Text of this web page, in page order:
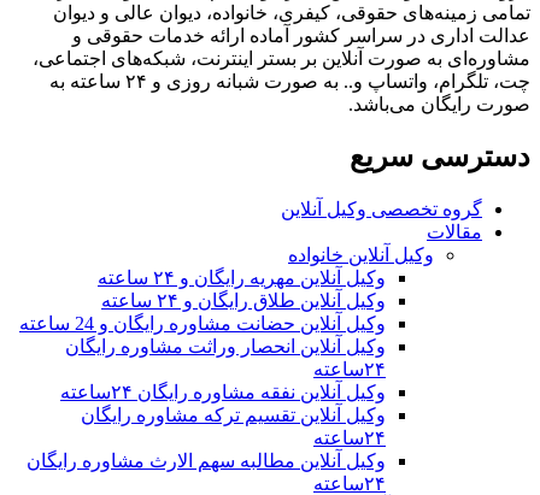
زمینه‌های حقوقی، کیفری، خانواده، دیوان عالی و دیوان
اداری در سراسر کشور آماده ارائه خدمات حقوقی و
به صورت آنلاین بر بستر اینترنت، شبکه‌های اجتماعی،
چت، تلگرام، واتساپ و.. به صورت شبانه روزی و ۲۴ ساعته به
رایگان می‌باشد.
سریع
گروه تخصصی وکیل آنلاین
مقالات
وکیل آنلاین خانواده
وکیل آنلاین مهریه رایگان و ۲۴ ساعته
وکیل آنلاین طلاق رایگان و ۲۴ ساعته
وکیل آنلاین حضانت مشاوره رایگان و 24 ساعته
وکیل آنلاین انحصار وراثت مشاوره رایگان
وکیل آنلاین نفقه مشاوره رایگان ۲۴ساعته
وکیل آنلاین تقسیم ترکه مشاوره رایگان
وکیل آنلاین مطالبه سهم الارث مشاوره رایگان